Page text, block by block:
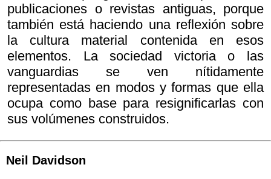
publicaciones o revistas antiguas, porque
también está haciendo una reflexión sobre
la cultura material contenida en esos
elementos. La sociedad victoria o las
vanguardias se ven nítidamente
representadas en modos y formas que ella
ocupa como base para resignificarlas con
sus volúmenes construidos.
Neil Davidson